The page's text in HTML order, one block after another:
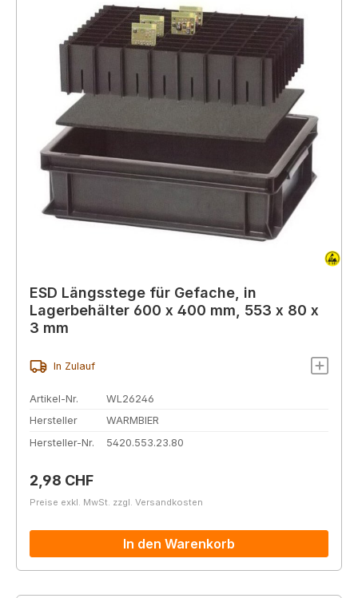
ESD Längsstege für Gefache, in
Lagerbehälter 600 x 400 mm, 553 x 80 x
3 mm
In Zulauf
Artikel-Nr.
WL26246
Hersteller
WARMBIER
Hersteller-Nr.
5420.553.23.80
Regulärer Preis:
2,98 CHF
Preise exkl. MwSt. zzgl. Versandkosten
In den Warenkorb